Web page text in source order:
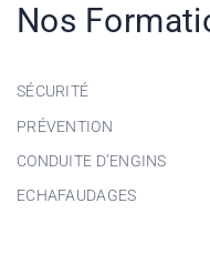
Nos
SÉCURITÉ
PRÉVENTION
CONDUITE D’ENGINS
ECHAFAUDAGES